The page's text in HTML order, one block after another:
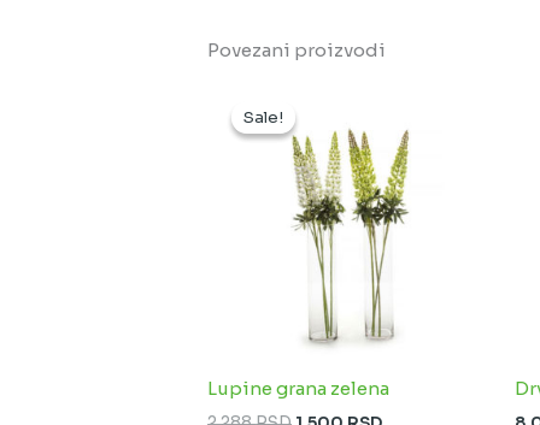
Povezani proizvodi
Sale!
Sale!
Lupine grana zelena
je
bila:
2.288 RSD.
1.500 RSD.